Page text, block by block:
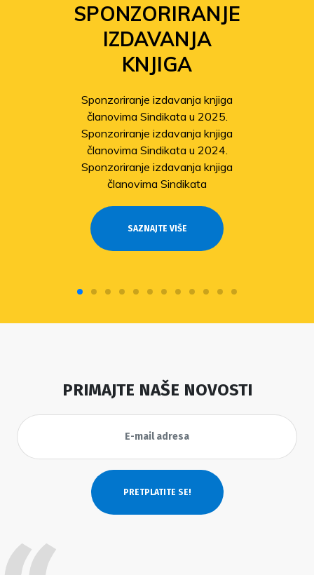
SPONZORIRANJE
IZDAVANJA
KNJIGA
Sponzoriranje izdavanja knjiga
članovima Sindikata u 2025.
Sponzoriranje izdavanja knjiga
članovima Sindikata u 2024.
Sponzoriranje izdavanja knjiga
članovima Sindikata
SAZNAJTE VIŠE
PRIMAJTE NAŠE NOVOSTI